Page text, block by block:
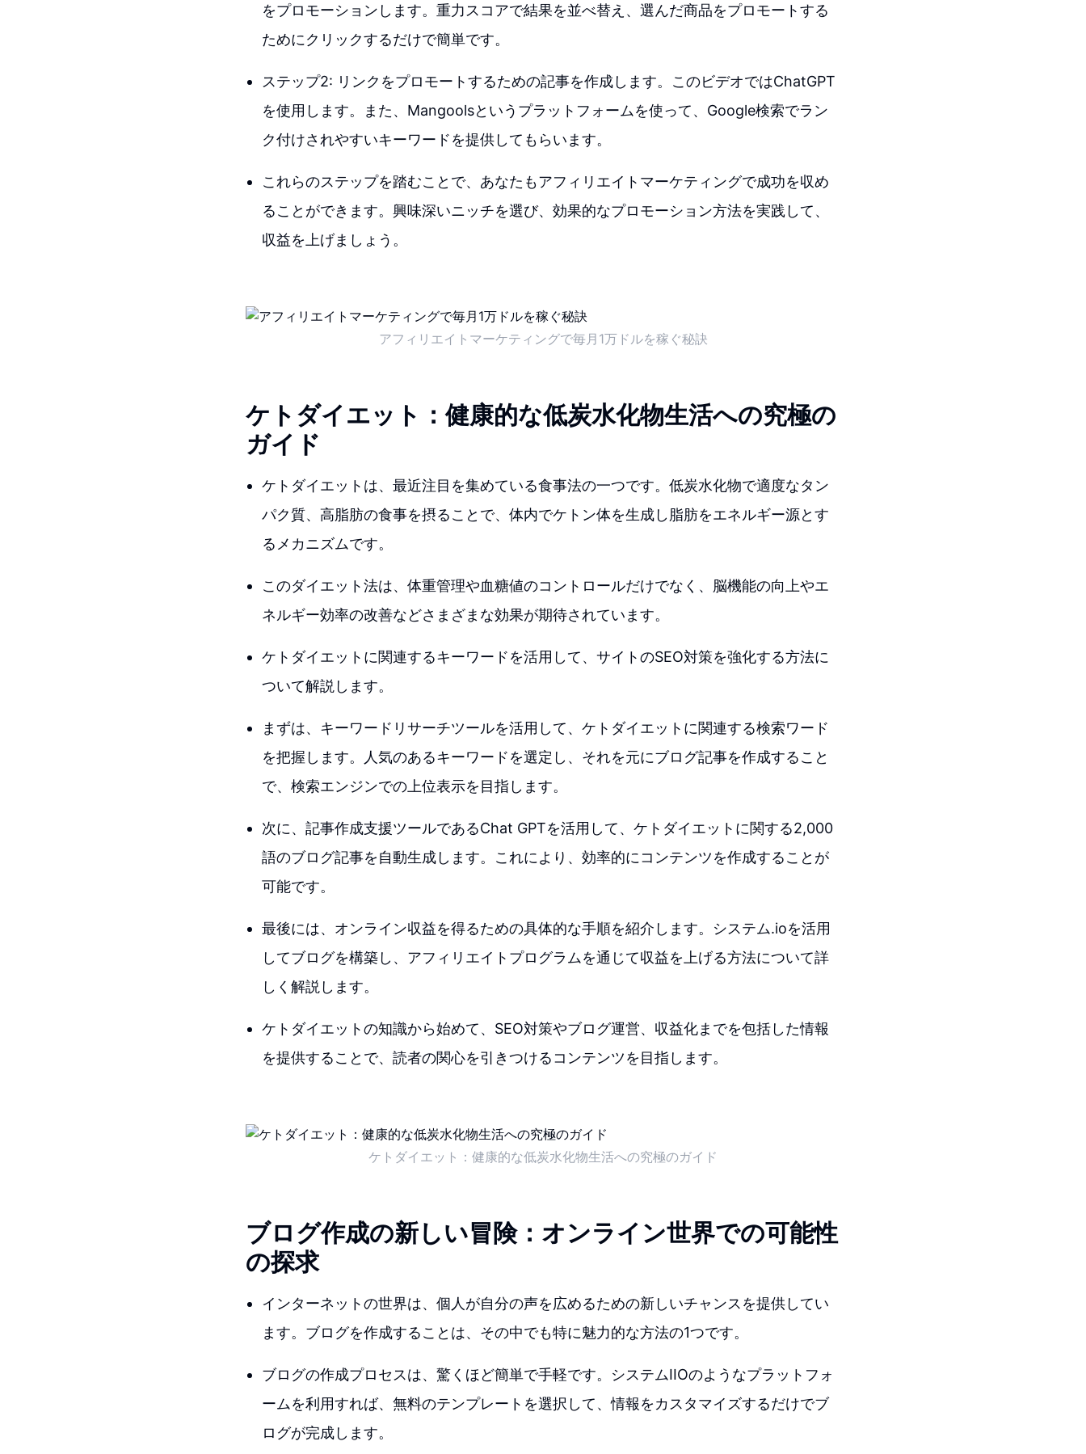
をプロモーションします。重力スコアで結果を並べ替え、選んだ商品をプロモートする
ためにクリックするだけで簡単です。
ステップ2: リンクをプロモートするための記事を作成します。このビデオではChatGPT
を使用します。また、Mangoolsというプラットフォームを使って、Google検索でラン
ク付けされやすいキーワードを提供してもらいます。
これらのステップを踏むことで、あなたもアフィリエイトマーケティングで成功を収め
ることができます。興味深いニッチを選び、効果的なプロモーション方法を実践して、
収益を上げましょう。
アフィリエイトマーケティングで毎月1万ドルを稼ぐ秘訣
ケトダイエット：健康的な低炭水化物生活への究極の
ガイド
ケトダイエットは、最近注目を集めている食事法の一つです。低炭水化物で適度なタン
パク質、高脂肪の食事を摂ることで、体内でケトン体を生成し脂肪をエネルギー源とす
るメカニズムです。
このダイエット法は、体重管理や血糖値のコントロールだけでなく、脳機能の向上やエ
ネルギー効率の改善などさまざまな効果が期待されています。
ケトダイエットに関連するキーワードを活用して、サイトのSEO対策を強化する方法に
ついて解説します。
まずは、キーワードリサーチツールを活用して、ケトダイエットに関連する検索ワード
を把握します。人気のあるキーワードを選定し、それを元にブログ記事を作成すること
で、検索エンジンでの上位表示を目指します。
次に、記事作成支援ツールであるChat GPTを活用して、ケトダイエットに関する2,000
語のブログ記事を自動生成します。これにより、効率的にコンテンツを作成することが
可能です。
最後には、オンライン収益を得るための具体的な手順を紹介します。システム.ioを活用
してブログを構築し、アフィリエイトプログラムを通じて収益を上げる方法について詳
しく解説します。
ケトダイエットの知識から始めて、SEO対策やブログ運営、収益化までを包括した情報
を提供することで、読者の関心を引きつけるコンテンツを目指します。
ケトダイエット：健康的な低炭水化物生活への究極のガイド
ブログ作成の新しい冒険：オンライン世界での可能性
の探求
インターネットの世界は、個人が自分の声を広めるための新しいチャンスを提供してい
ます。ブログを作成することは、その中でも特に魅力的な方法の1つです。
ブログの作成プロセスは、驚くほど簡単で手軽です。システムIIOのようなプラットフォ
ームを利用すれば、無料のテンプレートを選択して、情報をカスタマイズするだけでブ
ログが完成します。